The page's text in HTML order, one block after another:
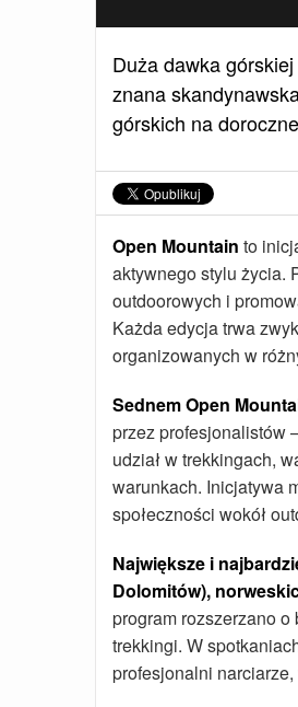
Duża dawka
znana
górskich na
Open Mountain to
aktywnego stylu życia.
outdoorowych i
Każda edycja trwa
organizowanych w
Sednem Open
przez profesjonalistów
udział w trekkingach,
warunkach. Inicjatywa
społeczności wokół
Największe i
Dolomitów),
program rozszerzano
trekkingi. W
profesjonalni